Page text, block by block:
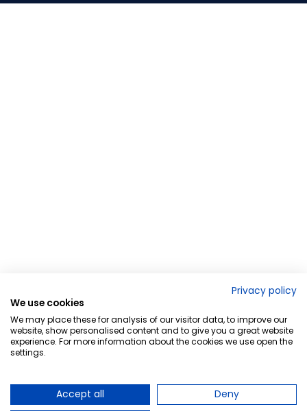
Privacy policy
We use cookies
We may place these for analysis of our visitor data, to improve our
website, show personalised content and to give you a great website
experience. For more information about the cookies we use open the
settings.
Accept all Deny